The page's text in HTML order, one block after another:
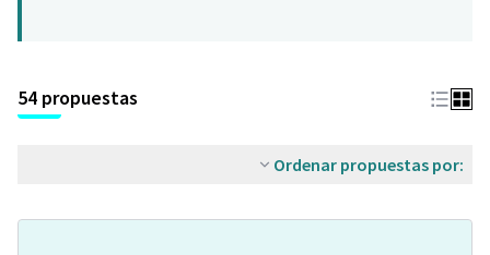
54 propuestas
Ordenar propuestas por: